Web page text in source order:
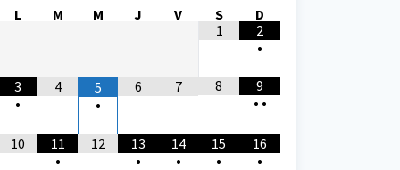
L M M J V S
D
1
2
•
3
•
4
5
•
6 7 8
9
• •
10
11
•
12
13
•
14
•
15
•
16
•